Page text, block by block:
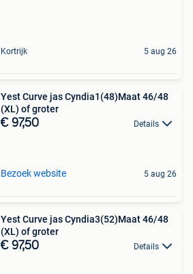
Kortrijk 5 aug 26
Yest Curve jas Cyndia1(48)Maat 46/48
(XL) of groter
€ 97,50 Details
Bezoek website 5 aug 26
Yest Curve jas Cyndia3(52)Maat 46/48
(XL) of groter
€ 97,50 Details